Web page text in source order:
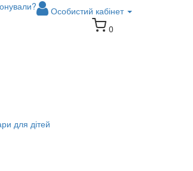
Особистий кабінет
0
для дітей